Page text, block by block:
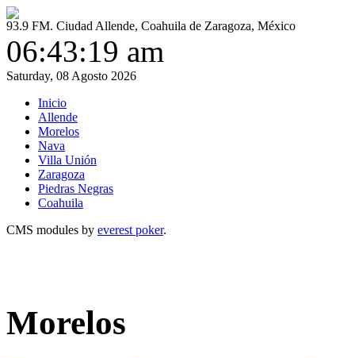
93.9 FM. Ciudad Allende, Coahuila de Zaragoza, México
06:43:20 am
Saturday, 08 Agosto 2026
Inicio
Allende
Morelos
Nava
Villa Unión
Zaragoza
Piedras Negras
Coahuila
CMS modules by everest poker.
Morelos